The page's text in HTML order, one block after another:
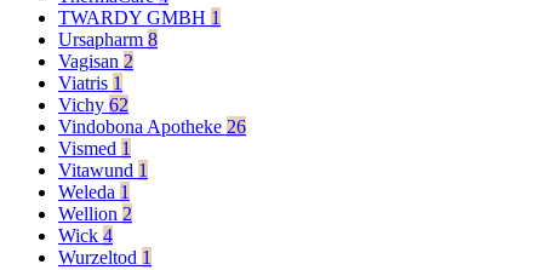
TWARDY GMBH 1
Ursapharm 8
Vagisan 2
Viatris 1
Vichy 62
Vindobona Apotheke 26
Vismed 1
Vitawund 1
Weleda 1
Wellion 2
Wick 4
Wurzeltod 1